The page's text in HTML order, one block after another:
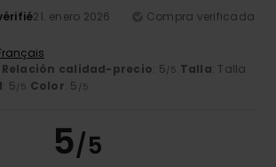
21. enero 2026
Compra verificada
Relación calidad-precio: 5/5 Talla: Talla
: 5/5 Color: 5 /5
5/5